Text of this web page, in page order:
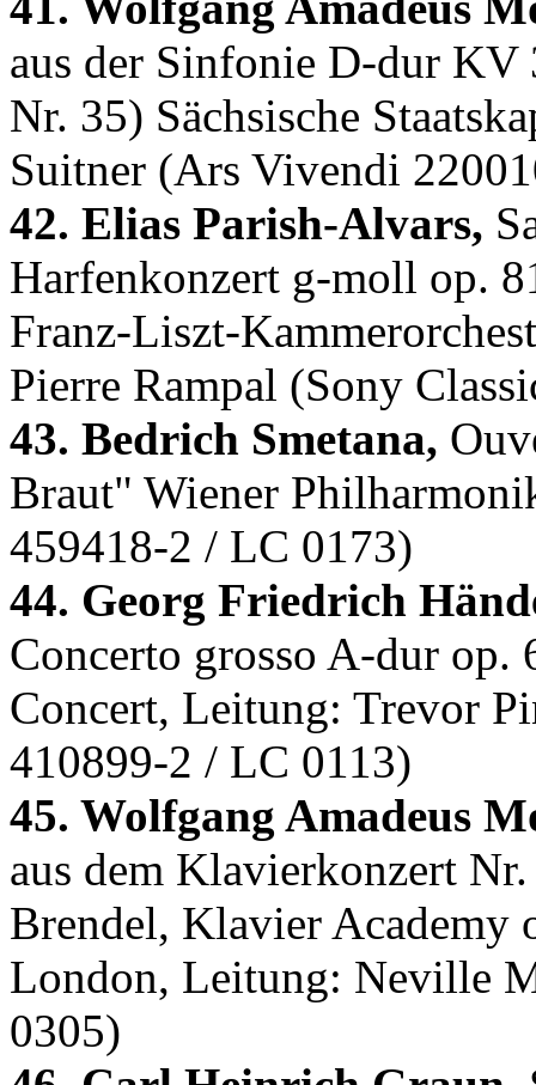
aus der Sinfonie D-dur
Nr. 35) Sächsische
Suitner (Ars Vivendi
42. Elias Parish-Alvars,
Harfenkonzert g-moll op.
Franz-Liszt-
Pierre Rampal (Sony
43. Bedrich Smetana,
Braut" Wiener
459418-2 / LC 0173)
44. Georg Friedrich
Concerto grosso A-dur
Concert, Leitung: Trevor
410899-2 / LC 0113)
45. Wolfgang Amadeus
aus dem Klavierkonzert
Brendel, Klavier
London, Leitung: Neville
0305)